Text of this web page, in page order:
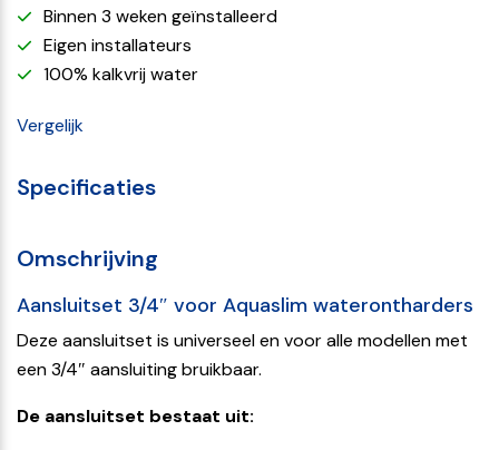
Binnen 3 weken geïnstalleerd
Eigen installateurs
100% kalkvrij water
Vergelijk
Specificaties
Omschrijving
Aansluitset 3/4″ voor Aquaslim waterontharders
Deze aansluitset is universeel en voor alle modellen met
een 3/4″ aansluiting bruikbaar.
De aansluitset bestaat uit: